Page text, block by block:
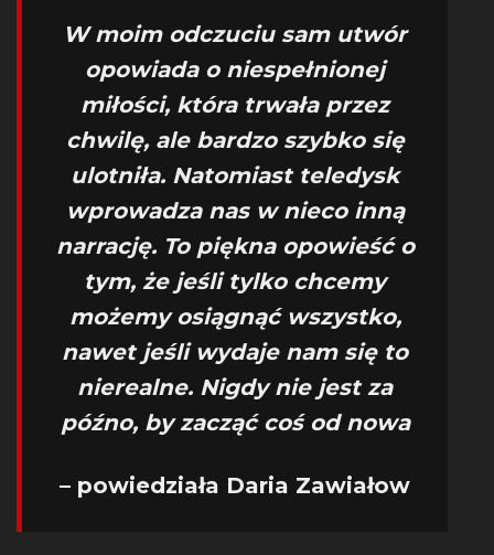
W moim odczuciu sam utwór
opowiada o niespełnionej
miłości, która trwała przez
chwilę, ale bardzo szybko się
ulotniła. Natomiast teledysk
wprowadza nas w nieco inną
narrację. To piękna opowieść o
tym, że jeśli tylko chcemy
możemy osiągnąć wszystko,
nawet jeśli wydaje nam się to
nierealne. Nigdy nie jest za
późno, by zacząć coś od nowa
– powiedziała Daria Zawiałow